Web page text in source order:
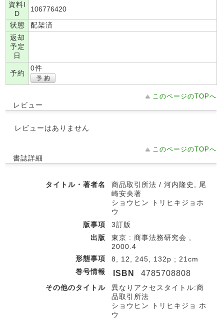
資料I
D
106776420
状態
配架済
返却
予定
日
予約
0件
このページのTOPへ
レビュー
レビューはありません
このページのTOPへ
書誌詳細
タイトル・著者名
商品取引所法 / 河内隆史, 尾
崎安央著
ショウヒン トリヒキジョホ
ウ
版事項
3訂版
出版
東京 : 商事法務研究会 ,
2000.4
形態事項
8, 12, 245, 132p ; 21cm
巻号情報
ISBN 4785708808
その他のタイトル
異なりアクセスタイトル:商
品取引所法
ショウヒン トリヒキジョ ホ
ウ